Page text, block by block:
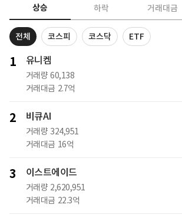
상승 하락 거래대금
전체 코스피 코스닥 ETF
1 유니켐
거래량 60,138
거래대금 2.7억
2 비큐AI
거래량 324,951
거래대금 16억
3 이스트에이드
거래량 2,620,951
거래대금 22.3억